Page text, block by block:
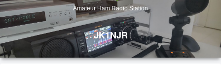
Amateur Ham Radio Station
JK1NJR